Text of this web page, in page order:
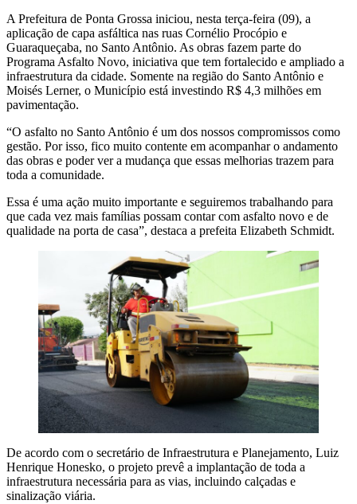
A Prefeitura de Ponta Grossa iniciou, nesta terça-feira (09), a
aplicação de capa asfáltica nas ruas Cornélio Procópio e
Guaraqueçaba, no Santo Antônio. As obras fazem parte do
Programa Asfalto Novo, iniciativa que tem fortalecido e ampliado a
infraestrutura da cidade. Somente na região do Santo Antônio e
Moisés Lerner, o Município está investindo R$ 4,3 milhões em
pavimentação.
“O asfalto no Santo Antônio é um dos nossos compromissos como
gestão. Por isso, fico muito contente em acompanhar o andamento
das obras e poder ver a mudança que essas melhorias trazem para
toda a comunidade.
Essa é uma ação muito importante e seguiremos trabalhando para
que cada vez mais famílias possam contar com asfalto novo e de
qualidade na porta de casa”, destaca a prefeita Elizabeth Schmidt.
De acordo com o secretário de Infraestrutura e Planejamento, Luiz
Henrique Honesko, o projeto prevê a implantação de toda a
infraestrutura necessária para as vias, incluindo calçadas e
sinalização viária.